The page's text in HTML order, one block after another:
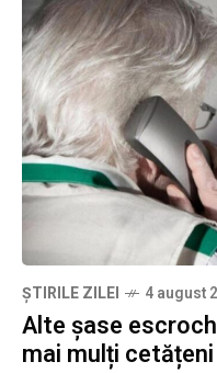
ȘTIRILE ZILEI 4 august
Alte șase
mai mulți